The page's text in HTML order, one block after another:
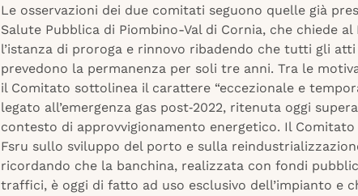
Le osservazioni dei due comitati seguono quelle già
Salute Pubblica di Piombino-Val di Cornia, che chiede al
l’istanza di proroga e rinnovo ribadendo che tutti gli
prevedono la permanenza per soli tre anni. Tra le
il Comitato sottolinea il carattere “eccezionale e
legato all’emergenza gas post‑2022, ritenuta oggi
contesto di approvvigionamento energetico. Il Comitato
Fsru sullo sviluppo del porto e sulla
ricordando che la banchina, realizzata con fondi
traffici, è oggi di fatto ad uso esclusivo dell’impianto e